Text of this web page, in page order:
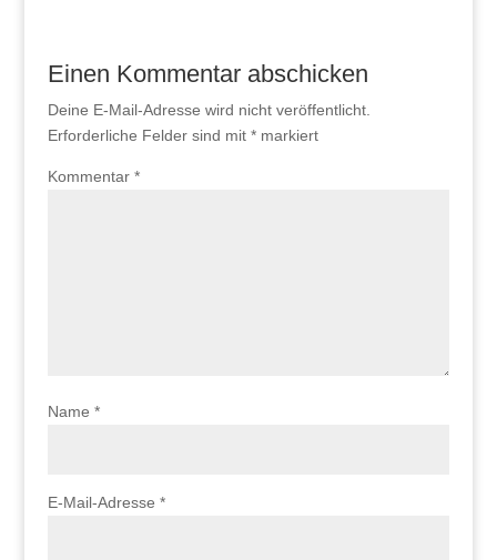
Einen Kommentar abschicken
Deine E-Mail-Adresse wird nicht veröffentlicht.
Erforderliche Felder sind mit *markiert
Kommentar *
Name *
E-Mail-Adresse *